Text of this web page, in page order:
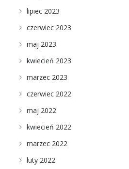
lipiec 2023
czerwiec 2023
maj 2023
kwiecień 2023
marzec 2023
czerwiec 2022
maj 2022
kwiecień 2022
marzec 2022
luty 2022